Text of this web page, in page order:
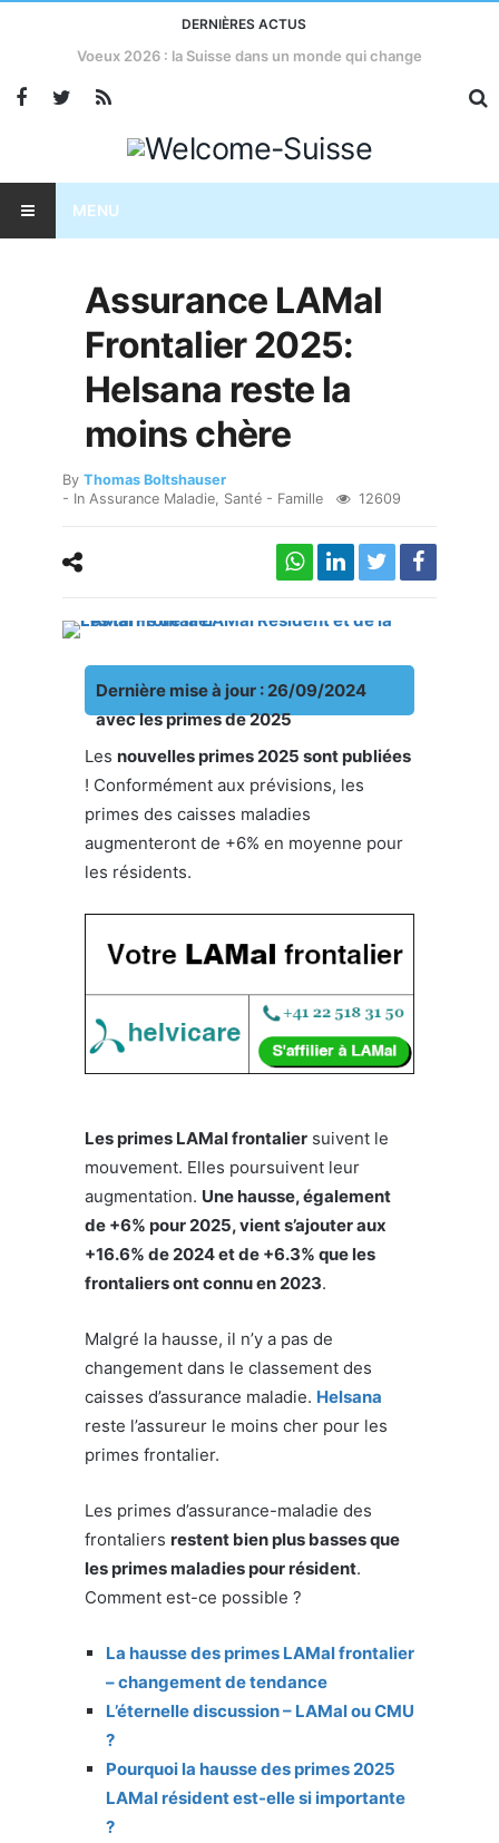
DERNIÈRES ACTUS
Taxes américaines : l’économie suisse menacée?
MENU
Assurance LAMal
Frontalier 2025:
Helsana reste la
moins chère
By Thomas Boltshauser
- In Assurance Maladie, Santé - Famille 12609
Dernière mise à jour : 26/09/2024
avec les primes de 2025
Les nouvelles primes 2025 sont publiées
! Conformément aux prévisions, les
primes des caisses maladies
augmenteront de +6% en moyenne pour
les résidents.
Les primes LAMal frontalier suivent le
mouvement. Elles poursuivent leur
augmentation. Une hausse, également
de +6% pour 2025, vient s’ajouter aux
+16.6% de 2024 et de +6.3% que les
frontaliers ont connu en 2023.
Malgré la hausse, il n’y a pas de
changement dans le classement des
caisses d’assurance maladie. Helsana
reste l’assureur le moins cher pour les
primes frontalier.
Les primes d’assurance-maladie des
frontaliers restent bien plus basses que
les primes maladies pour résident.
Comment est-ce possible ?
La hausse des primes LAMal frontalier
– changement de tendance
L’éternelle discussion – LAMal ou CMU
?
Pourquoi la hausse des primes 2025
LAMal résident est-elle si importante
?